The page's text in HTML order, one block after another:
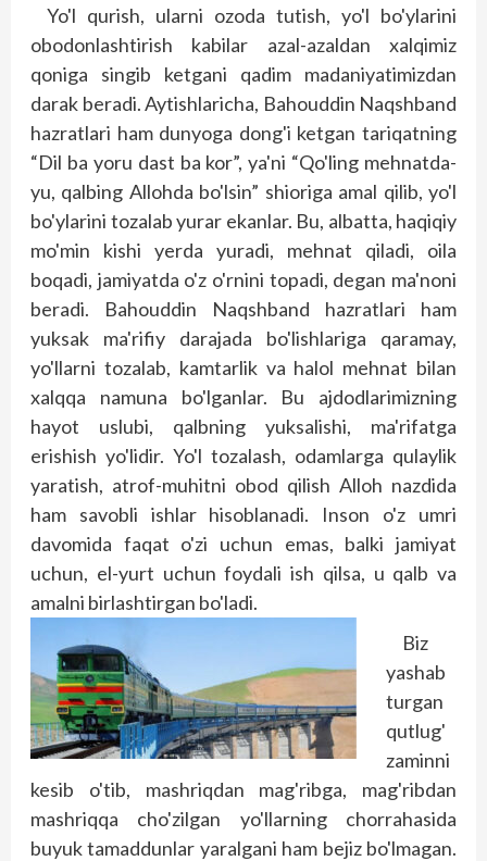
Yo'l qurish, ularni ozoda tutish, yo'l bo'ylarini
obodonlashtirish kabilar azal-azaldan xalqimiz
qoniga singib ketgani qadim madaniyatimizdan
darak beradi. Aytishlaricha, Bahouddin Naqshband
hazratlari ham dunyoga dong'i ketgan tariqatning
“Dil ba yoru dast ba kor”, ya'ni “Qo'ling mehnatda-
yu, qalbing Allohda bo'lsin” shioriga amal qilib, yo'l
bo'ylarini tozalab yurar ekanlar. Bu, albatta, haqiqiy
mo'min kishi yerda yuradi, mehnat qiladi, oila
boqadi, jamiyatda o'z o'rnini topadi, degan ma'noni
beradi. Bahouddin Naqshband hazratlari ham
yuksak ma'rifiy darajada bo'lishlariga qaramay,
yo'llarni tozalab, kamtarlik va halol mehnat bilan
xalqqa namuna bo'lganlar. Bu ajdodlarimizning
hayot uslubi, qalbning yuksalishi, ma'rifatga
erishish yo'lidir. Yo'l tozalash, odamlarga qulaylik
yaratish, atrof-muhitni obod qilish Alloh nazdida
ham savobli ishlar hisoblanadi. Inson o'z umri
davomida faqat o'zi uchun emas, balki jamiyat
uchun, el-yurt uchun foydali ish qilsa, u qalb va
amalni birlashtirgan bo'ladi.
Biz
yashab
turgan
qutlug'
zaminni
kesib o'tib, mashriqdan mag'ribga, mag'ribdan
mashriqqa cho'zilgan yo'llarning chorrahasida
buyuk tamaddunlar yaralgani ham bejiz bo'lmagan.